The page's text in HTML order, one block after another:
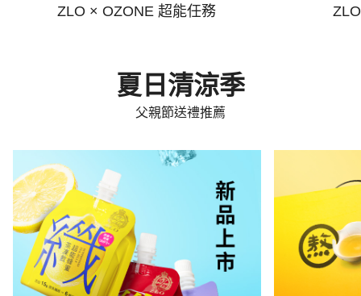
ZLO × OZONE 超能任務
夏日清涼季
父親節送禮推薦